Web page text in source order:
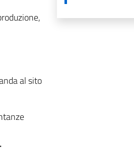
al sito